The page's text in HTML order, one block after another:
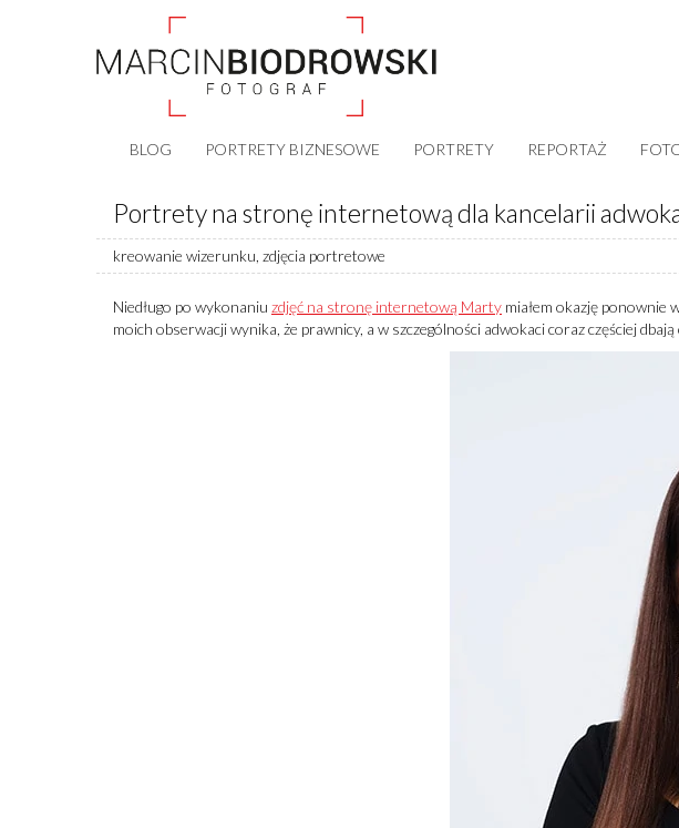
BLOG PORTRETY BIZNESOWE PORTRETY REPORTAŻ
Portrety na stronę internetową dla kancelarii
kreowanie wizerunku, zdjęcia portretowe
Niedługo po wykonaniu zdjęć na stronę internetową Marty miałem okazję ponownie
moich obserwacji wynika, że prawnicy, a w szczególności adwokaci coraz częściej